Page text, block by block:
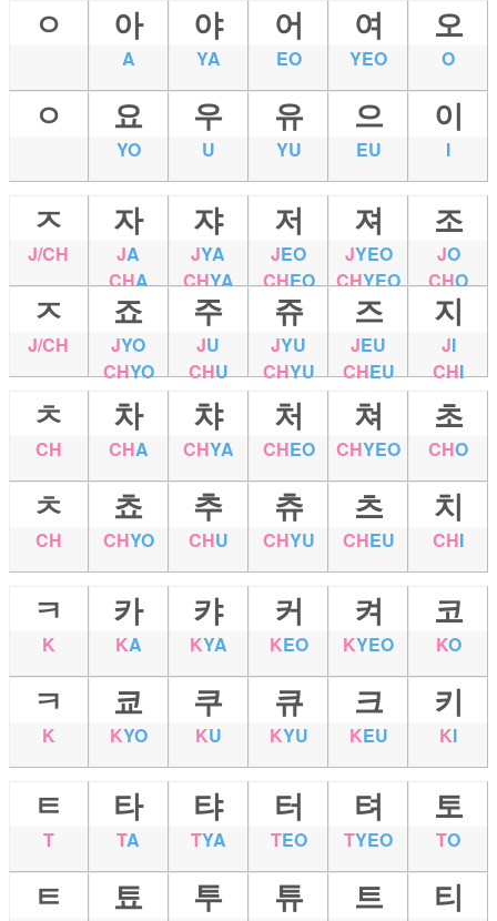
ㅇ 아
A
야
YA
어
EO
여
YEO
오
O
ㅇ 요
YO
우
U
유
YU
으
EU
이
I
ㅈ
J/CH
자
JA
CHA
쟈
JYA
CHYA
저
JEO
CHEO
져
JYEO
CHYEO
조
JO
CHO
ㅈ
J/CH
죠
JYO
CHYO
주
JU
CHU
쥬
JYU
CHYU
즈
JEU
CHEU
지
JI
CHI
ㅊ
CH
차
CHA
챠
CHYA
처
CHEO
쳐
CHYEO
초
CHO
ㅊ
CH
쵸
CHYO
추
CHU
츄
CHYU
츠
CHEU
치
CHI
ㅋ
K
카
KA
캬
KYA
커
KEO
켜
KYEO
코
KO
ㅋ
K
쿄
KYO
쿠
KU
큐
KYU
크
KEU
키
KI
ㅌ
T
타
TA
탸
TYA
터
TEO
텨
TYEO
토
TO
ㅌ 툐 투 튜 트 티